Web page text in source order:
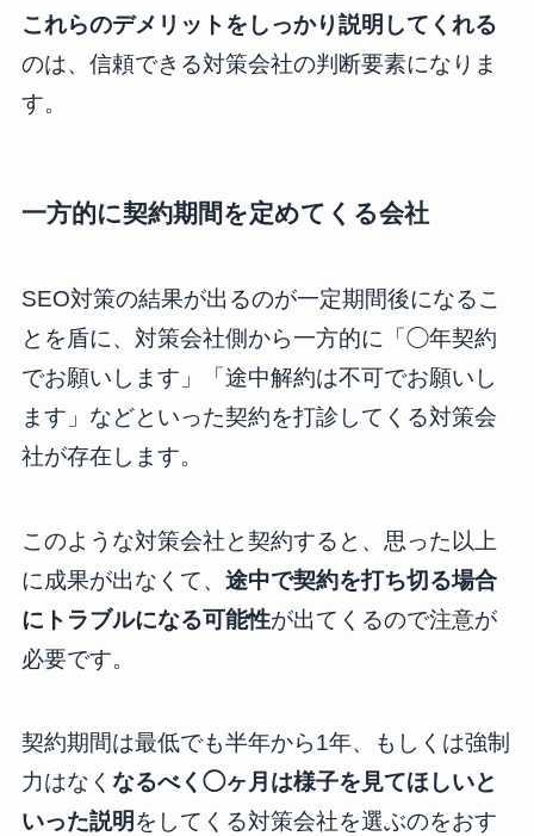
これらのデメリットをしっかり説明してくれる
のは、信頼できる対策会社の判断要素になりま
す。
一方的に契約期間を定めてくる会社
SEO対策の結果が出るのが一定期間後になるこ
とを盾に、対策会社側から一方的に「◯年契約
でお願いします」「途中解約は不可でお願いし
ます」などといった契約を打診してくる対策会
社が存在します。
このような対策会社と契約すると、思った以上
に成果が出なくて、 途中で契約を打ち切る場合
にトラブルになる可能性が出てくるので注意が
必要です。
契約期間は最低でも半年から1年、もしくは強制
力はなく なるべく◯ヶ月は様子を見てほしいと
いった説明 をしてくる対策会社を選ぶのをおす